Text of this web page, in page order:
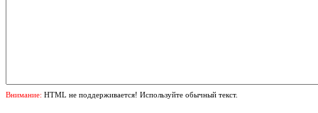
Внимание: HTML не поддерживается! Используйте обычный текст.